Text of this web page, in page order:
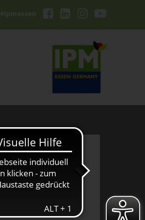
#ipmessen